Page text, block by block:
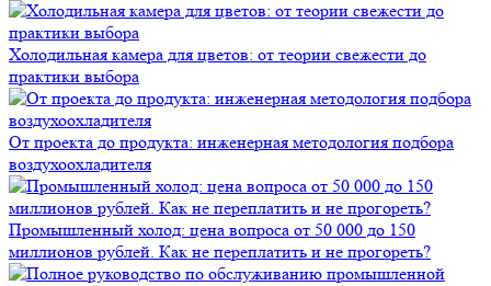
Холодильная камера для цветов: от теории свежести до
практики выбора
От проекта до продукта: инженерная методология подбора
воздухоохладителя
Промышленный холод: цена вопроса от 50 000 до 150
миллионов рублей. Как не переплатить и не прогореть?